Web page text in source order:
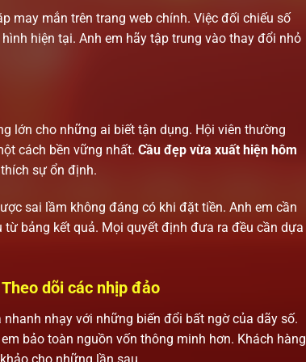
may mắn trên trang web chính. Việc đối chiếu số
hiện tại. Anh em hãy tập trung vào thay đổi nhỏ
lớn cho những ai biết tận dụng. Hội viên thường
cách bền vững nhất. Cầu đẹp vừa xuất hiện hôm
sự ổn định.
sai lầm không đáng có khi đặt tiền. Anh em cần
bảng kết quả. Mọi quyết định đưa ra đều cần dựa
dõi các nhịp đảo
nhanh nhạy với những biến đổi bất ngờ của dãy số.
bảo toàn nguồn vốn thông minh hơn. Khách hàng
cho những lần sau.